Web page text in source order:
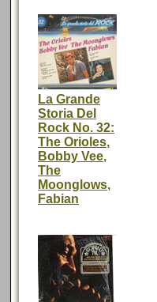
La Grande
Storia Del
Rock No. 32:
The Orioles,
Bobby Vee,
The
Moonglows,
Fabian